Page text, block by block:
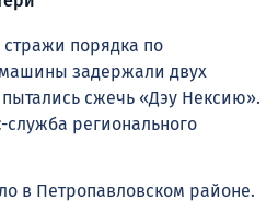
порядка по
задержали двух
сжечь «Дэу Нексию».
регионального
в Петропавловском районе.